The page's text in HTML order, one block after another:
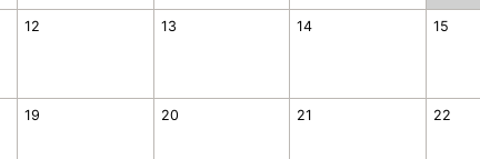
12 13 14 15
19 20 21 22